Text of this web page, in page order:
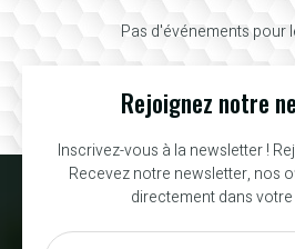
Pas d'événements pour
Rejoignez notre
Inscrivez-vous à la newsletter !
Recevez notre newsletter, nos
directement dans